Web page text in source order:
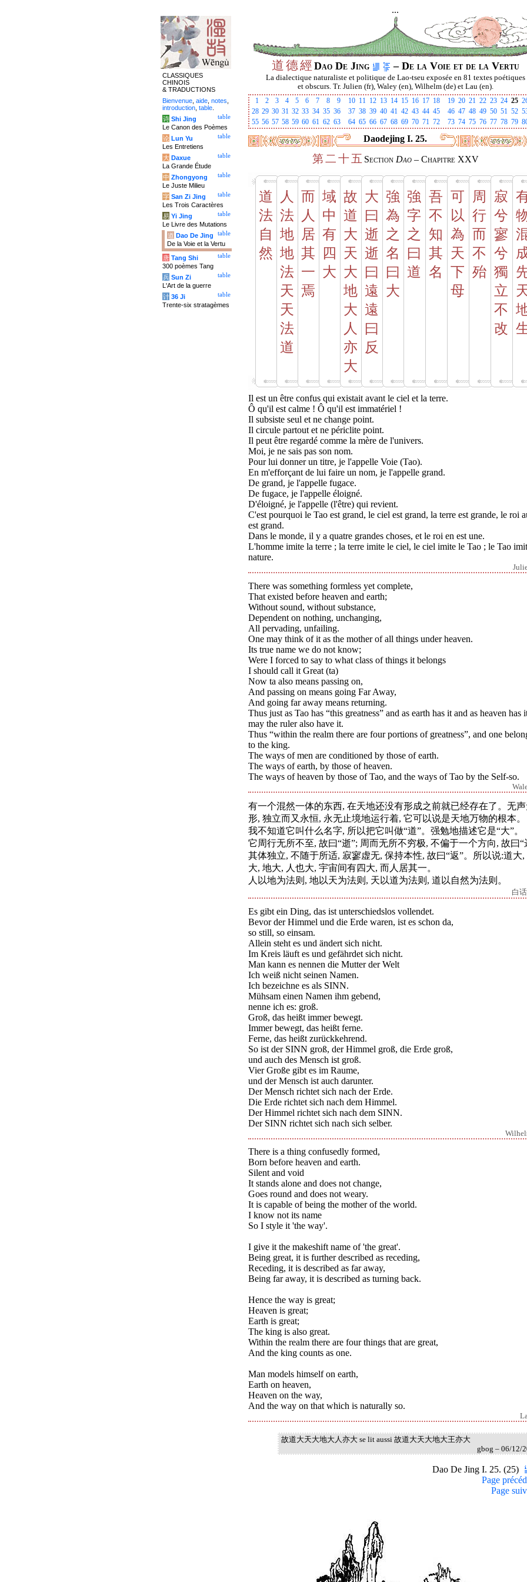
...
道 德經 Dao De Jing – De la Voie et de la Vertu
La dialectique naturaliste et politique de Lao-tseu exposée en 81 textes poétiques
et obscurs. Tr. Julien (fr), Waley (en), Wilhelm (de) et Lau (en).
1
2 3 4 5 6 7 8 9 10 11 12 13 14 15 16 17 18 19 20 21 22 23 24 25
28 29 30 31 32 33 34 35 36 37 38 39 40 41 42 43 44 45 46 47 48 49 50 51 52
55 56 57 58 59 60 61 62 63 64 65 66 67 68 69 70 71 72 73 74 75 76 77 78 79
Daodejing I. 25.
第 二十 五 Section Dao– Chapitre XXV
道
法
自
然
人
法
地
地
法
天
天
法
道
而
人
居
其
一
焉
域
中
有
四
大
故
道
大
天
大
地
大
人
亦
大
大
曰
逝
逝
曰
遠
遠
曰
反
強
為
之
名
曰
大
強
字
之
曰
道
吾
不
知
其
名
可
以
為
天
下
母
周
行
而
不
殆
寂
兮
寥
兮
獨
立
不
改
Il est un être confus qui existait avant le ciel et la terre.
Ô qu'il est calme ! Ô qu'il est immatériel !
Il subsiste seul et ne change point.
Il circule partout et ne périclite point.
Il peut être regardé comme la mère de l'univers.
Moi, je ne sais pas son nom.
Pour lui donner un titre, je l'appelle Voie (Tao).
En m'efforçant de lui faire un nom, je l'appelle grand.
De grand, je l'appelle fugace.
De fugace, je l'appelle éloigné.
D'éloigné, je l'appelle (l'être) qui revient.
C'est pourquoi le Tao est grand, le ciel est grand, la terre est grande, le roi
est grand.
Dans le monde, il y a quatre grandes choses, et le roi en est une.
L'homme imite la terre ; la terre imite le ciel, le ciel imite le Tao ; le Tao
nature.
There was something formless yet complete,
That existed before heaven and earth;
Without sound, without substance,
Dependent on nothing, unchanging,
All pervading, unfailing.
One may think of it as the mother of all things under heaven.
Its true name we do not know;
Were I forced to say to what class of things it belongs
I should call it Great (ta)
Now ta also means passing on,
And passing on means going Far Away,
And going far away means returning.
Thus just as Tao has “this greatness” and as earth has it and as heaven has
may the ruler also have it.
Thus “within the realm there are four portions of greatness”, and one
to the king.
The ways of men are conditioned by those of earth.
The ways of earth, by those of heaven.
The ways of heaven by those of Tao, and the ways of Tao by the Self-so.
有一个混然一体的东西, 在天地还没有形成之前就已经存在了。无
形, 独立而又永恒, 永无止境地运行着, 它可以说是天地万物的根本。
我不知道它叫什么名字, 所以把它叫做“道”。强勉地描述它是“大”。
它周行无所不至, 故曰“逝”; 周而无所不穷极, 不偏于一个方向, 故曰“
其体独立, 不随于所适, 寂寥虚无, 保持本性, 故曰“返”。所以说:道大,
大, 地大, 人也大, 宇宙间有四大, 而人居其一。
人以地为法则, 地以天为法则, 天以道为法则, 道以自然为法则。
白
Es gibt ein Ding, das ist unterschiedslos vollendet.
Bevor der Himmel und die Erde waren, ist es schon da,
so still, so einsam.
Allein steht es und ändert sich nicht.
Im Kreis läuft es und gefährdet sich nicht.
Man kann es nennen die Mutter der Welt
Ich weiß nicht seinen Namen.
Ich bezeichne es als SINN.
Mühsam einen Namen ihm gebend,
nenne ich es: groß.
Groß, das heißt immer bewegt.
Immer bewegt, das heißt ferne.
Ferne, das heißt zurückkehrend.
So ist der SINN groß, der Himmel groß, die Erde groß,
und auch des Mensch ist groß.
Vier Große gibt es im Raume,
und der Mensch ist auch darunter.
Der Mensch richtet sich nach der Erde.
Die Erde richtet sich nach dem Himmel.
Der Himmel richtet sich nach dem SINN.
Der SINN richtet sich nach sich selber.
There is a thing confusedly formed,
Born before heaven and earth.
Silent and void
It stands alone and does not change,
Goes round and does not weary.
It is capable of being the mother of the world.
I know not its name
So I style it 'the way'.
I give it the makeshift name of 'the great'.
Being great, it is further described as receding,
Receding, it is described as far away,
Being far away, it is described as turning back.
Hence the way is great;
Heaven is great;
Earth is great;
The king is also great.
Within the realm there are four things that are great,
And the king counts as one.
Man models himself on earth,
Earth on heaven,
Heaven on the way,
And the way on that which is naturally so.
故道大天大地大人亦大 se lit aussi 故道大天大地大王亦大
gbog – 06/12/
Dao De Jing I. 25. (25)
Page
Page
CLASSIQUES
CHINOIS
& TRADUCTIONS
Bienvenue aide notes
introduction table
table
诗 Shi Jing
Le Canon des Poèmes
table
论 Lun Yu
Les Entretiens
table
大 Daxue
La Grande Étude
table
中 Zhongyong
Le Juste Milieu
table
字 San Zi Jing
Les Trois Caractères
table
易 Yi Jing
Le Livre des Mutations
table
道 Dao De Jing
De la Voie et la Vertu
table
唐 Tang Shi
300 poèmes Tang
table
兵 Sun Zi
L'Art de la guerre
table
计 36 Ji
Trente-six stratagèmes